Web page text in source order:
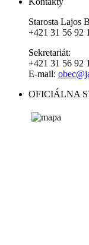
Starosta Lajos
+421 31 56 92
Sekretariát:
+421 31 56 92
E-mail:
OFICIÁLNA